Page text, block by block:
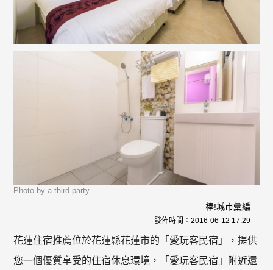
Photo by a third party
棒!城市彙編
發佈時間： 2016-06-12 17:29
花蓮住宿推薦位於花蓮縣花蓮市的「愛玩客民宿」，提供
您一個優質享受的住宿休息環境，「愛玩客民宿」附近還